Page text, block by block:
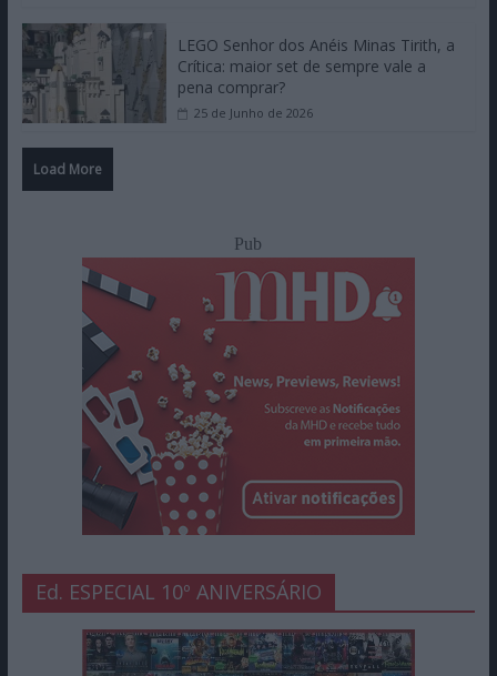
LEGO Senhor dos Anéis Minas Tirith, a
Crítica: maior set de sempre vale a
pena comprar?
25 de Junho de 2026
Load More
Pub
Ed. ESPECIAL 10º ANIVERSÁRIO